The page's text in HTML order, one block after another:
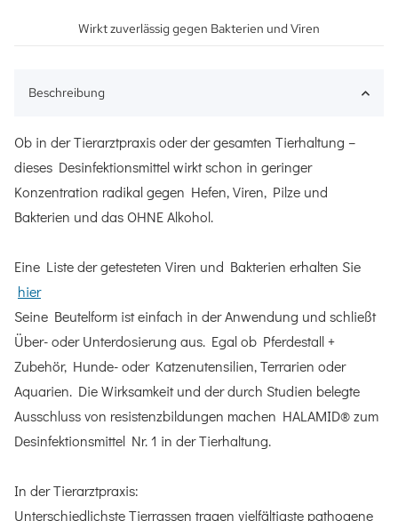
Wirkt zuverlässig gegen Bakterien und Viren
Beschreibung
Ob in der Tierarztpraxis oder der gesamten Tierhaltung –
dieses Desinfektionsmittel wirkt schon in geringer
Konzentration radikal gegen Hefen, Viren, Pilze und
Bakterien und das OHNE Alkohol.
Eine Liste der getesteten Viren und Bakterien erhalten Sie
hier
Seine Beutelform ist einfach in der Anwendung und schließt
Über- oder Unterdosierung aus. Egal ob Pferdestall +
Zubehör, Hunde- oder Katzenutensilien, Terrarien oder
Aquarien. Die Wirksamkeit und der durch Studien belegte
Ausschluss von resistenzbildungen machen HALAMID® zum
Desinfektionsmittel Nr. 1 in der Tierhaltung.
In der Tierarztpraxis:
Unterschiedlichste Tierrassen tragen vielfältigste pathogene